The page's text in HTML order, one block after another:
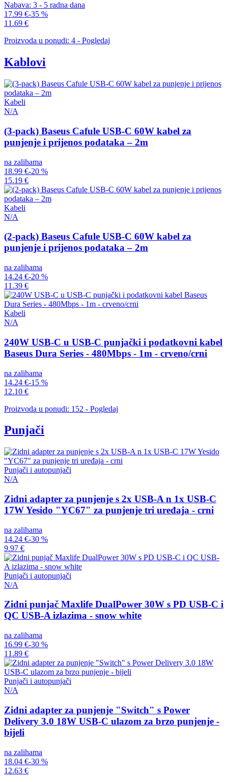
Nabava: 3 - 5 radna dana
17.99 €-35 %
11.69 €
Proizvoda u ponudi: 4 - Pogledaj
Kablovi
Kabeli
N/A
(3-pack) Baseus Cafule USB-C 60W kabel za
punjenje i prijenos podataka – 2m
na zalihama
18.99 €-20 %
15.19 €
Kabeli
N/A
(2-pack) Baseus Cafule USB-C 60W kabel za
punjenje i prijenos podataka – 2m
na zalihama
14.24 €-20 %
11.39 €
Kabeli
N/A
240W USB-C u USB-C punjački i podatkovni kabel
Baseus Dura Series - 480Mbps - 1m - crveno/crni
na zalihama
14.24 €-15 %
12.10 €
Proizvoda u ponudi: 152 - Pogledaj
Punjači
Punjači i autopunjači
N/A
Zidni adapter za punjenje s 2x USB-A n 1x USB-C
17W Yesido "YC67" za punjenje tri uređaja - crni
na zalihama
14.24 €-30 %
9.97 €
Punjači i autopunjači
N/A
Zidni punjač Maxlife DualPower 30W s PD USB-C i
QC USB-A izlazima - snow white
na zalihama
16.99 €-30 %
11.89 €
Punjači i autopunjači
N/A
Zidni adapter za punjenje "Switch" s Power
Delivery 3.0 18W USB-C ulazom za brzo punjenje -
bijeli
na zalihama
18.04 €-30 %
12.63 €